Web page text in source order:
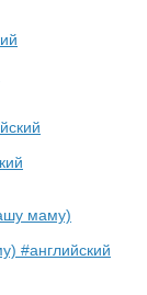
#английский